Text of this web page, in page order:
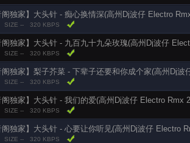
阁独家】大头针 - 痴心换情深(高州Dj波仔 Electro
SIZE -- 320 KBPS
阁独家】大头针 - 九百九十九朵玫瑰(高州Dj波仔
SIZE -- 320 KBPS
阁独家】梨子芥菜 - 下辈子还要和你成个家(高州Dj波
SIZE -- 320 KBPS
阁独家】大头针 - 我们的爱(高州Dj波仔 Electro Rmx
SIZE -- 320 KBPS
阁独家】大头针 - 心要让你听见(高州Dj波仔 Electro
SIZE -- 320 KBPS